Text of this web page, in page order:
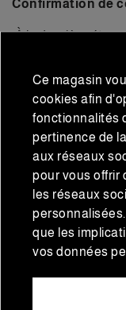
Confirmation de
À la dernière
sont correctes et
l'option "Je
7.Expéditions et
Pour plus
et de livraison
vous pouvez
https://
Si pour une raison
pour la retourner.
Ce magasin
cookies afin
fonctionnalités
pertinence de
aux réseaux
pour vous offrir
les réseaux
que les
vos données